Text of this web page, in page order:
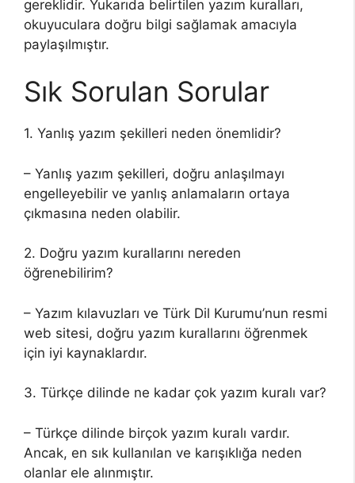
gereklidir. Yukarıda belirtilen yazım kuralları,
okuyuculara doğru bilgi sağlamak amacıyla
paylaşılmıştır.
Sık Sorulan Sorular
1. Yanlış yazım şekilleri neden önemlidir?
– Yanlış yazım şekilleri, doğru anlaşılmayı
engelleyebilir ve yanlış anlamaların ortaya
çıkmasına neden olabilir.
2. Doğru yazım kurallarını nereden
öğrenebilirim?
– Yazım kılavuzları ve Türk Dil Kurumu’nun resmi
web sitesi, doğru yazım kurallarını öğrenmek
için iyi kaynaklardır.
3. Türkçe dilinde ne kadar çok yazım kuralı var?
– Türkçe dilinde birçok yazım kuralı vardır.
Ancak, en sık kullanılan ve karışıklığa neden
olanlar ele alınmıştır.